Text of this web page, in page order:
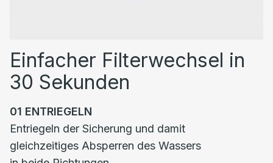
Einfacher Filterwechsel in
30 Sekunden
01 ENTRIEGELN
Entriegeln der Sicherung und damit
gleichzeitiges Absperren des Wassers